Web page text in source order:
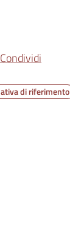
Condividi
di riferimento